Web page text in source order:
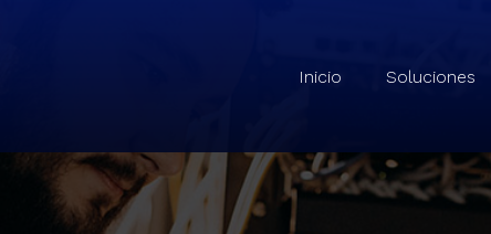
Inicio Soluciones